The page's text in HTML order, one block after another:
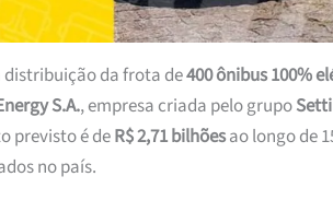
da frota de400 ônibus 100%
S.A., empresa criada pelo grupo
previsto é deR$ 2,71 bilhõesao longo de
no país.